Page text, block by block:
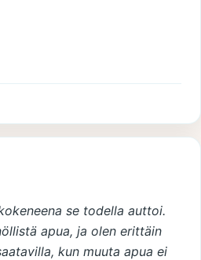
se todella auttoi.
apua, ja olen erittäin
kun muuta apua ei